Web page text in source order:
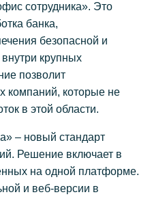
сотрудника». Это
банка,
безопасной и
крупных
позволит
компаний, которые не
в этой области.
– новый стандарт
Решение включает в
на одной платформе.
и веб-версии в